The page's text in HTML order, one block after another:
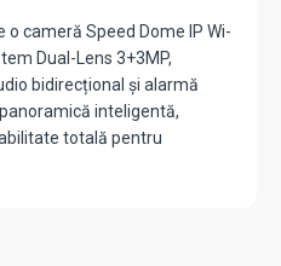
o cameră Speed Dome IP Wi-
Dual-Lens 3+3MP,
bidirecțional și alarmă
inteligentă,
totală pentru